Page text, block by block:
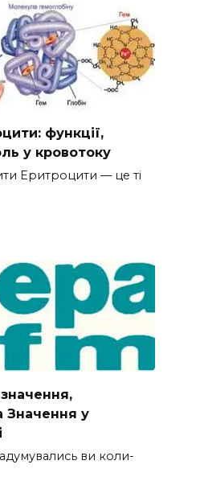
функції,
у кровотоку
Еритроцити — це ті
Значення у
ви коли-